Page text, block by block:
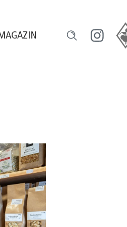
versorgt
werden
gestaltet
Gastro